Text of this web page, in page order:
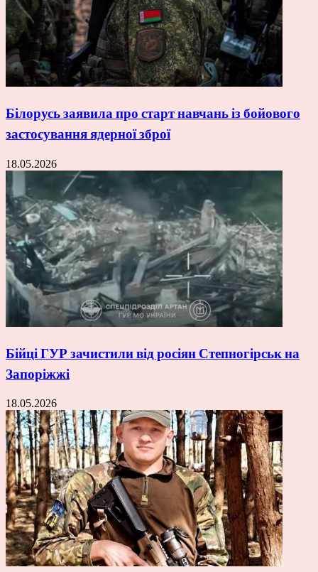
Білорусь заявила про старт навчань із бойового
застосування ядерної зброї
18.05.2026
Бійці ГУР зачистили від росіян Степногірськ на
Запоріжжі
18.05.2026